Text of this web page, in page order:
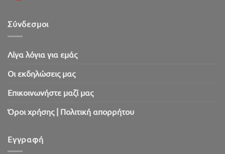
Σύνδεσμοι
Λίγα λόγια για εμάς
Oι εκδηλώσεις μας
Επικοινωνήστε μαζί μας
Όροι χρήσης | Πολιτική απορρήτου
Εγγραφή